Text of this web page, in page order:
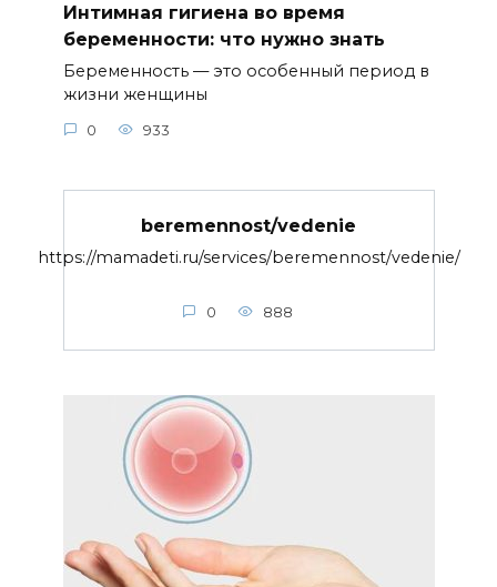
Интимная гигиена во время
беременности: что нужно знать
Беременность — это особенный период в
жизни женщины
0 933
beremennost/vedenie
https://mamadeti.ru/services/beremennost/vedenie/
0 888